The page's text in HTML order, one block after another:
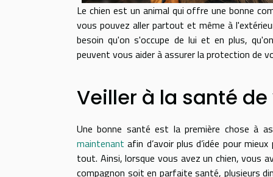
Le chien est un animal qui offre une bonne
vous pouvez aller partout et même à
besoin qu'on s'occupe de lui et en plus,
peuvent vous aider à assurer la protection de
Veiller à la santé
Une bonne santé est la première chose à
maintenant afin d’avoir plus d’idée pour
tout. Ainsi, lorsque vous avez un chien, vous
compagnon soit en parfaite santé, plusieurs